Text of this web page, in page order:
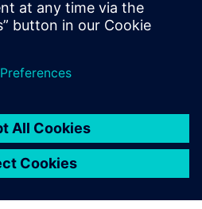
plants and systems to
optimize oper...